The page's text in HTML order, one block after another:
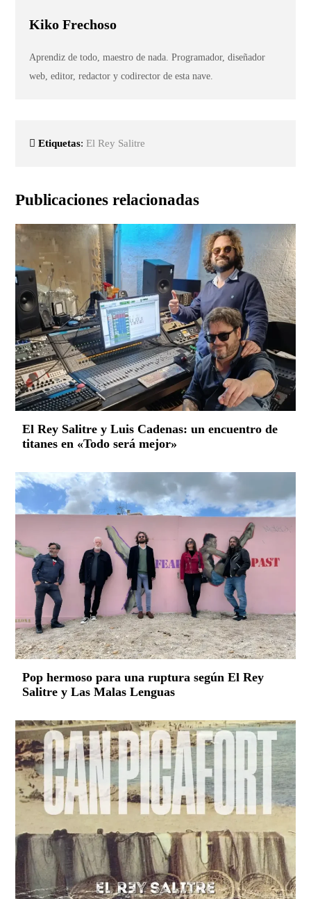
Kiko Frechoso
Aprendiz de todo, maestro de nada. Programador, diseñador
web, editor, redactor y codirector de esta nave.
Etiquetas:El Rey Salitre
Publicaciones relacionadas
El Rey Salitre y Luis Cadenas: un encuentro de
titanes en «Todo será mejor»
Pop hermoso para una ruptura según El Rey
Salitre y Las Malas Lenguas